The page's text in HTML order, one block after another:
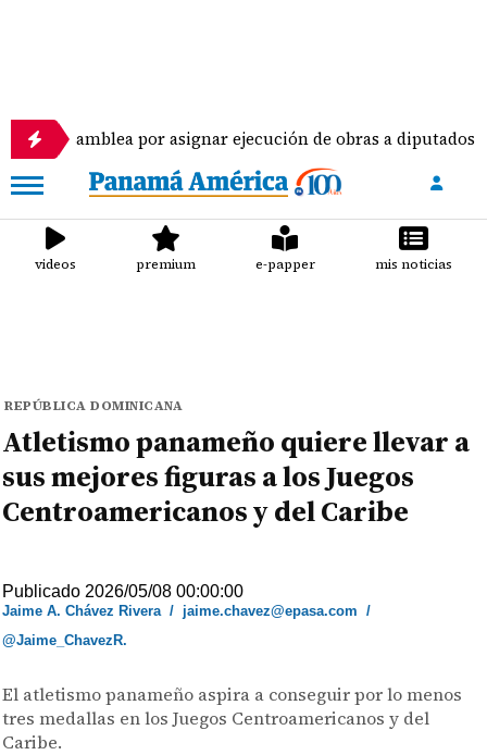
por asignar ejecución de obras a diputados
videos premium e-papper mis noticias
REPÚBLICA DOMINICANA
Atletismo panameño quiere llevar a
sus mejores figuras a los Juegos
Centroamericanos y del Caribe
Publicado 2026/05/08 00:00:00
Jaime A. Chávez Rivera/ jaime.chavez@epasa.com /
@Jaime_ChavezR.
El atletismo panameño aspira a conseguir por lo menos
tres medallas en los Juegos Centroamericanos y del
Caribe.